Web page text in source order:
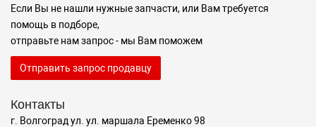
Если Вы не нашли нужные запчасти, или Вам требуется
помощь в подборе,
отправьте нам запрос - мы Вам поможем
Отправить запрос продавцу
Контакты
г. Волгоград ул. ул. маршала Еременко 98